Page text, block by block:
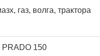
газ, волга, трактора
PRADO 150